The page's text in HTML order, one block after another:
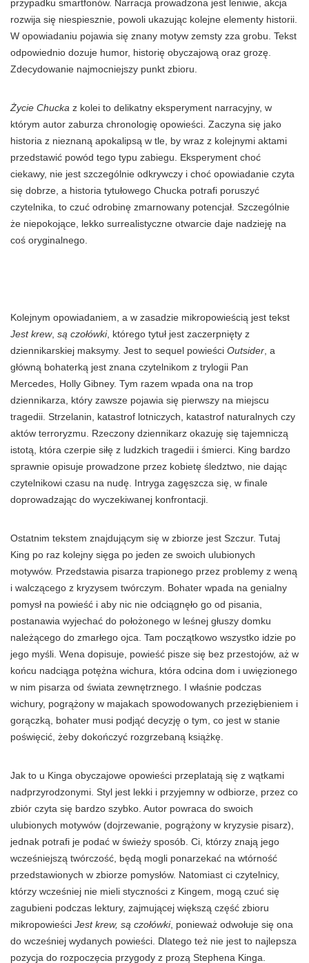
przypadku smartfonów. Narracja prowadzona jest leniwie, akcja
rozwija się niespiesznie, powoli ukazując kolejne elementy historii.
W opowiadaniu pojawia się znany motyw zemsty zza grobu. Tekst
odpowiednio dozuje humor, historię obyczajową oraz grozę.
Zdecydowanie najmocniejszy punkt zbioru.
Życie Chucka z kolei to delikatny eksperyment narracyjny, w
którym autor zaburza chronologię opowieści. Zaczyna się jako
historia z nieznaną apokalipsą w tle, by wraz z kolejnymi aktami
przedstawić powód tego typu zabiegu. Eksperyment choć
ciekawy, nie jest szczególnie odkrywczy i choć opowiadanie czyta
się dobrze, a historia tytułowego Chucka potrafi poruszyć
czytelnika, to czuć odrobinę zmarnowany potencjał. Szczególnie
że niepokojące, lekko surrealistyczne otwarcie daje nadzieję na
coś oryginalnego.
Kolejnym opowiadaniem, a w zasadzie mikropowieścią jest tekst
Jest krew, są czołówki, którego tytuł jest zaczerpnięty z
dziennikarskiej maksymy. Jest to sequel powieści Outsider , a
główną bohaterką jest znana czytelnikom z trylogii Pan
Mercedes, Holly Gibney. Tym razem wpada ona na trop
dziennikarza, który zawsze pojawia się pierwszy na miejscu
tragedii. Strzelanin, katastrof lotniczych, katastrof naturalnych czy
aktów terroryzmu. Rzeczony dziennikarz okazuję się tajemniczą
istotą, która czerpie siłę z ludzkich tragedii i śmierci. King bardzo
sprawnie opisuje prowadzone przez kobietę śledztwo, nie dając
czytelnikowi czasu na nudę. Intryga zagęszcza się, w finale
doprowadzając do wyczekiwanej konfrontacji.
Ostatnim tekstem znajdującym się w zbiorze jest Szczur. Tutaj
King po raz kolejny sięga po jeden ze swoich ulubionych
motywów. Przedstawia pisarza trapionego przez problemy z weną
i walczącego z kryzysem twórczym. Bohater wpada na genialny
pomysł na powieść i aby nic nie odciągnęło go od pisania,
postanawia wyjechać do położonego w leśnej głuszy domku
należącego do zmarłego ojca. Tam początkowo wszystko idzie po
jego myśli. Wena dopisuje, powieść pisze się bez przestojów, aż w
końcu nadciąga potężna wichura, która odcina dom i uwięzionego
w nim pisarza od świata zewnętrznego. I właśnie podczas
wichury, pogrążony w majakach spowodowanych przeziębieniem i
gorączką, bohater musi podjąć decyzję o tym, co jest w stanie
poświęcić, żeby dokończyć rozgrzebaną książkę.
Jak to u Kinga obyczajowe opowieści przeplatają się z wątkami
nadprzyrodzonymi. Styl jest lekki i przyjemny w odbiorze, przez co
zbiór czyta się bardzo szybko. Autor powraca do swoich
ulubionych motywów (dojrzewanie, pogrążony w kryzysie pisarz),
jednak potrafi je podać w świeży sposób. Ci, którzy znają jego
wcześniejszą twórczość, będą mogli ponarzekać na wtórność
przedstawionych w zbiorze pomysłów. Natomiast ci czytelnicy,
którzy wcześniej nie mieli styczności z Kingem , mogą czuć się
zagubieni podczas lektury, zajmującej większą część zbioru
mikropowieści Jest krew, są czołówki, ponieważ odwołuje się ona
do wcześniej wydanych powieści. Dlatego też nie jest to najlepsza
pozycja do rozpoczęcia przygody z prozą Stephena Kinga.